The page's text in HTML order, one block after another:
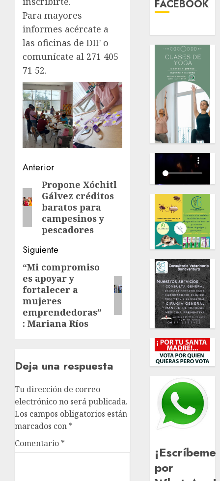
Para mayores
informes acércate a
las oficinas de DIF o
comunícate al 271 405
71 52.
Navegación
de
entradas
Anterior
Entrada
anterior:
Propone Xóchitl
Gálvez créditos
baratos para
campesinos y
pescadores
Siguiente
Siguiente
entrada:
“Mi compromiso
es apoyar y
fortalecer a
mujeres
emprendedoras”
: Mariana Ríos
Deja una respuesta
Tu dirección de correo
electrónico no será publicada.
Los campos obligatorios están
marcados con *
Comentario *
FACEBOOK
¡Escríbeme
por